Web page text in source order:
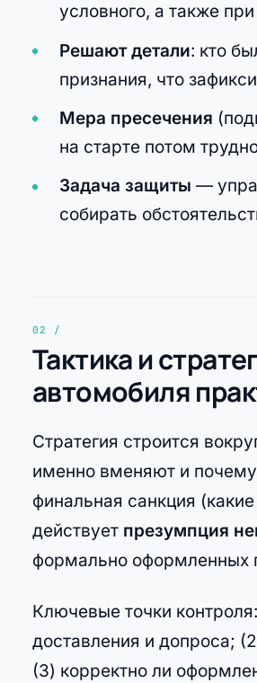
условного, а также
Решают детали: кто
признания, что
Мера пресечения
на старте потом
Задача защиты —
собирать
Тактика и
автомобиля
Стратегия строится
именно вменяют и
финальная санкция (какие
действует презумпция
формально оформленных
Ключевые точки
доставления и допроса;
(3) корректно ли